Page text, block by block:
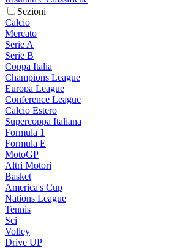
Sezioni
Calcio
Mercato
Serie A
Serie B
Coppa Italia
Champions League
Europa League
Conference League
Calcio Estero
Supercoppa Italiana
Formula 1
Formula E
MotoGP
Altri Motori
Basket
America's Cup
Nations League
Tennis
Sci
Volley
Drive UP